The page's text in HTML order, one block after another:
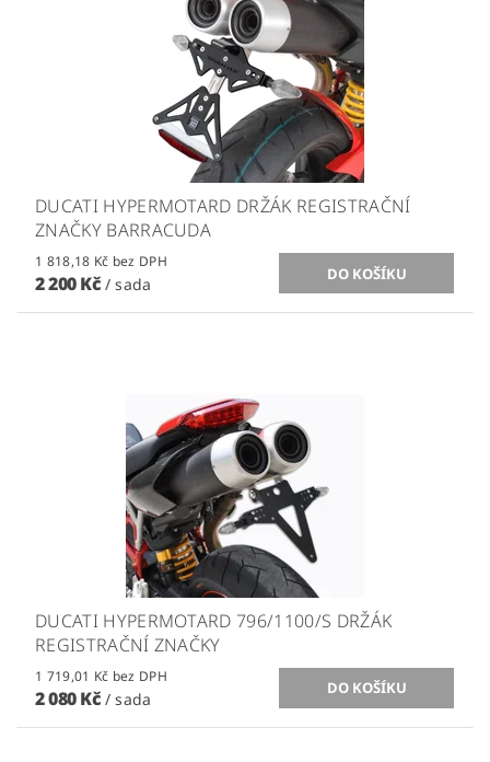
DUCATI HYPERMOTARD DRŽÁK REGISTRAČNÍ
ZNAČKY BARRACUDA
1 818,18 Kč bez DPH
2 200 Kč / sada
DUCATI HYPERMOTARD 796/1100/S DRŽÁK
REGISTRAČNÍ ZNAČKY
1 719,01 Kč bez DPH
2 080 Kč / sada